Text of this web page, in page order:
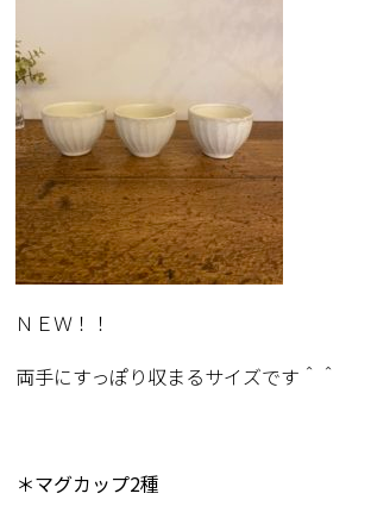
ＮＥＷ！！
両手にすっぽり収まるサイズです＾＾
＊マグカップ2種